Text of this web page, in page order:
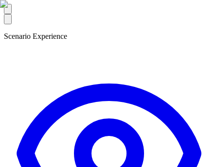
Scenario Experience